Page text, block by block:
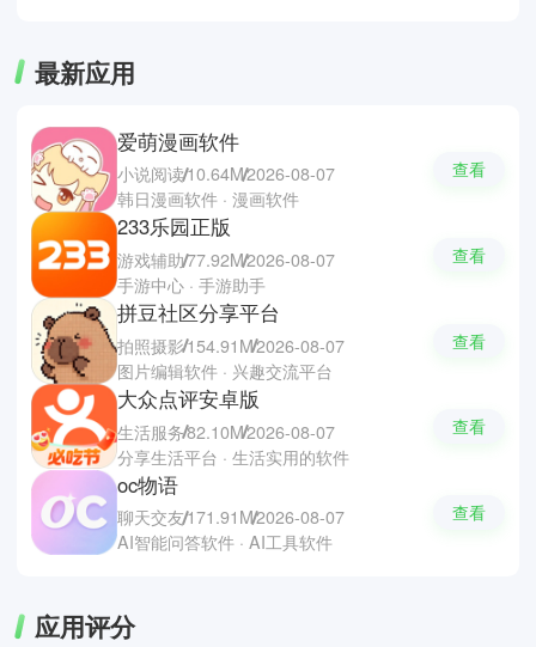
最新应用
爱萌漫画软件
小说阅读10.64M2026-08-07
韩日漫画软件 · 漫画软件
查看
233乐园正版
游戏辅助77.92M2026-08-07
手游中心 · 手游助手
查看
拼豆社区分享平台
拍照摄影154.91M2026-08-07
图片编辑软件 · 兴趣交流平台
查看
大众点评安卓版
生活服务82.10M2026-08-07
分享生活平台 · 生活实用的软件
查看
oc物语
聊天交友171.91M2026-08-07
AI智能问答软件 · AI工具软件
查看
应用评分